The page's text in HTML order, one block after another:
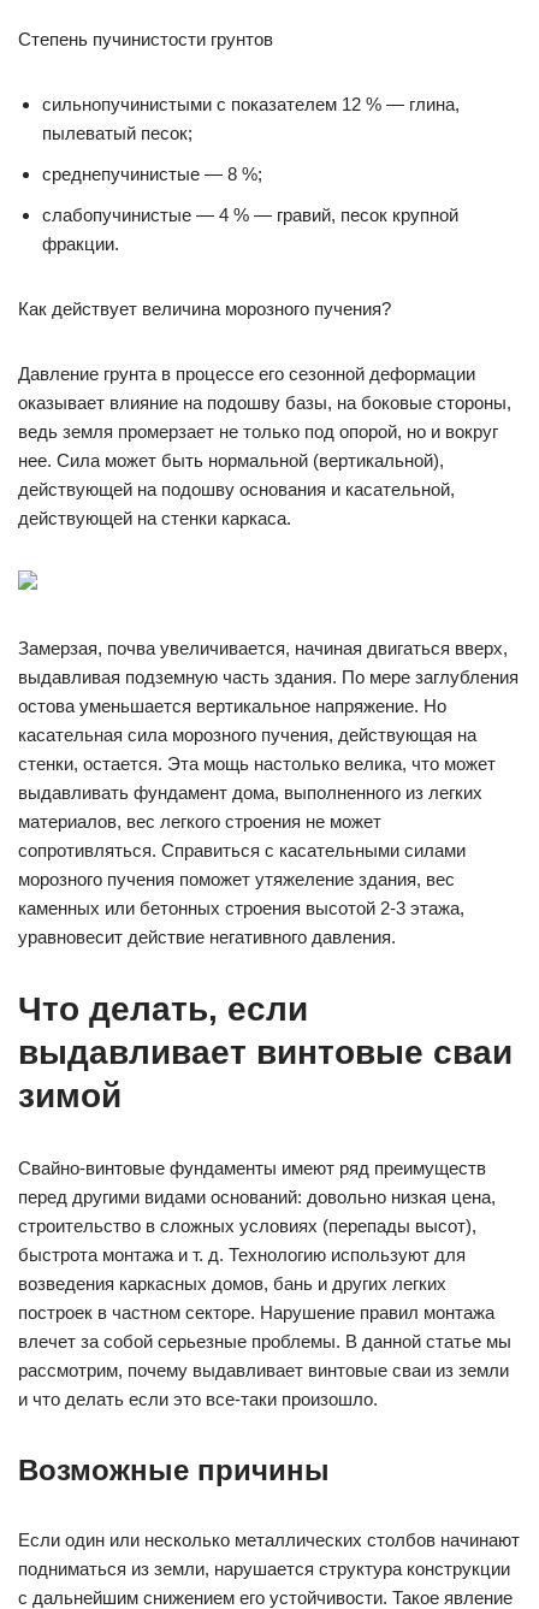
Степень пучинистости грунтов
сильнопучинистыми с показателем 12 % — глина,
пылеватый песок;
среднепучинистые — 8 %;
слабопучинистые — 4 % — гравий, песок крупной
фракции.
Как действует величина морозного пучения?
Давление грунта в процессе его сезонной деформации
оказывает влияние на подошву базы, на боковые стороны,
ведь земля промерзает не только под опорой, но и вокруг
нее. Сила может быть нормальной (вертикальной),
действующей на подошву основания и касательной,
действующей на стенки каркаса.
Замерзая, почва увеличивается, начиная двигаться вверх,
выдавливая подземную часть здания. По мере заглубления
остова уменьшается вертикальное напряжение. Но
касательная сила морозного пучения, действующая на
стенки, остается. Эта мощь настолько велика, что может
выдавливать фундамент дома, выполненного из легких
материалов, вес легкого строения не может
сопротивляться. Справиться с касательными силами
морозного пучения поможет утяжеление здания, вес
каменных или бетонных строения высотой 2-3 этажа,
уравновесит действие негативного давления.
Что делать, если
выдавливает винтовые сваи
зимой
Свайно-винтовые фундаменты имеют ряд преимуществ
перед другими видами оснований: довольно низкая цена,
строительство в сложных условиях (перепады высот),
быстрота монтажа и т. д. Технологию используют для
возведения каркасных домов, бань и других легких
построек в частном секторе. Нарушение правил монтажа
влечет за собой серьезные проблемы. В данной статье мы
рассмотрим, почему выдавливает винтовые сваи из земли
и что делать если это все-таки произошло.
Возможные причины
Если один или несколько металлических столбов начинают
подниматься из земли, нарушается структура конструкции
с дальнейшим снижением его устойчивости. Такое явление